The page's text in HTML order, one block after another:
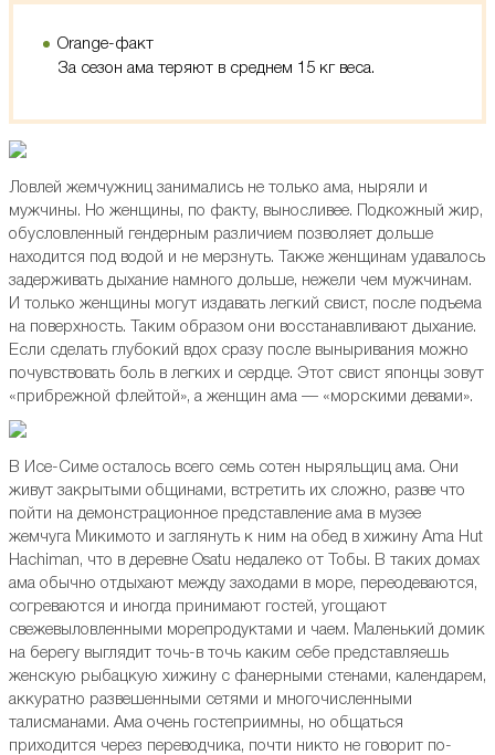
Orange-факт
За сезон ама теряют в среднем 15 кг веса.
Ловлей жемчужниц занимались не только ама, ныряли и
мужчины. Но женщины, по факту, выносливее. Подкожный жир,
обусловленный гендерным различием позволяет дольше
находится под водой и не мерзнуть. Также женщинам удавалось
задерживать дыхание намного дольше, нежели чем мужчинам.
И только женщины могут издавать легкий свист, после подъема
на поверхность. Таким образом они восстанавливают дыхание.
Если сделать глубокий вдох сразу после выныривания можно
почувствовать боль в легких и сердце. Этот свист японцы зовут
«прибрежной флейтой», а женщин ама — «морскими девами».
В Исе-Симе осталось всего семь сотен ныряльщиц ама. Они
живут закрытыми общинами, встретить их сложно, разве что
пойти на демонстрационное представление ама в музее
жемчуга Микимото и заглянуть к ним на обед в хижину Ama Hut
Hachiman, что в деревне Osatu недалеко от Тобы. В таких домах
ама обычно отдыхают между заходами в море, переодеваются,
согреваются и иногда принимают гостей, угощают
свежевыловленными морепродуктами и чаем. Маленький домик
на берегу выглядит точь-в точь каким себе представляешь
женскую рыбацкую хижину с фанерными стенами, календарем,
аккуратно развешенными сетями и многочисленными
талисманами. Ама очень гостеприимны, но общаться
приходится через переводчика, почти никто не говорит по-